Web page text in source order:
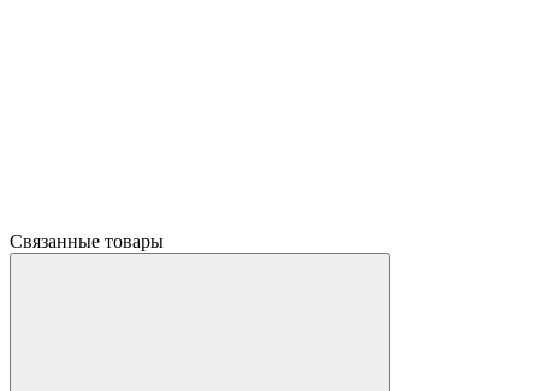
Связанные товары